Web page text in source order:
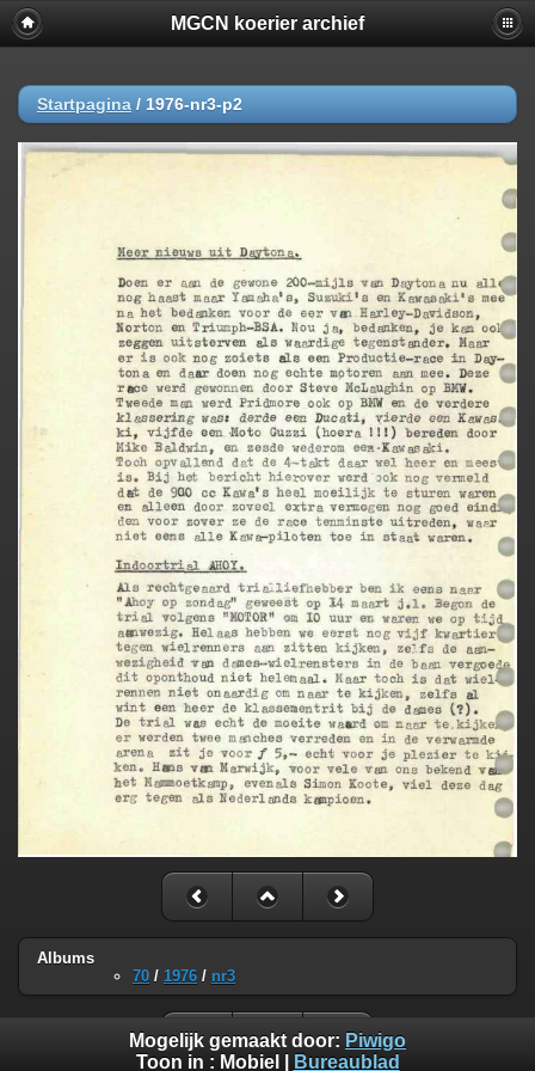
MGCN koerier archief
Startpagina / 1976-nr3-p2
Albums
70 / 1976 / nr3
Mogelijk gemaakt door: Piwigo
Toon in : Mobiel Bureaublad